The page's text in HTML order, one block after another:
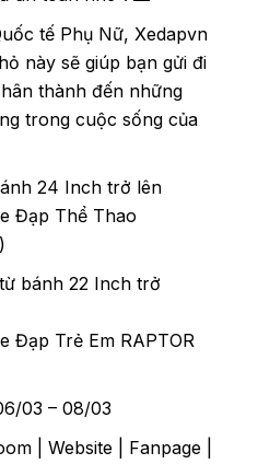
tế Phụ Nữ, Xedapvn
này sẽ giúp bạn gửi đi
thành đến những
trong cuộc sống của
24 Inch trở lên
Đạp Thể Thao
bánh 22 Inch trở
Đạp Trẻ Em RAPTOR
03 – 08/03
| Website | Fanpage |